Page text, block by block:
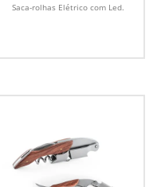
Saca-rolhas Elétrico com Led.